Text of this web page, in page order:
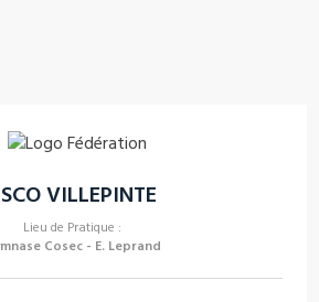
VILLEPINTE
Lieu de Pratique :
Cosec - E. Leprand